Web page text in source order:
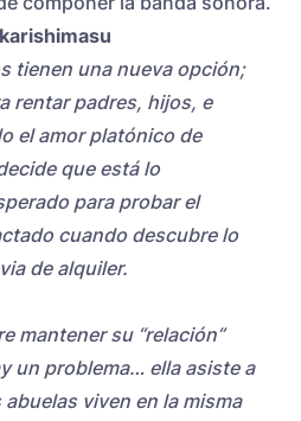
tienen una nueva opción;
rentar padres, hijos, e
el amor platónico de
que está lo
para probar el
cuando descubre lo
de alquiler.
mantener su “relación”
un problema… ella asiste a
viven en la misma